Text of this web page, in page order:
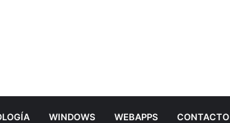
WINDOWS WEBAPPS CONTACTO